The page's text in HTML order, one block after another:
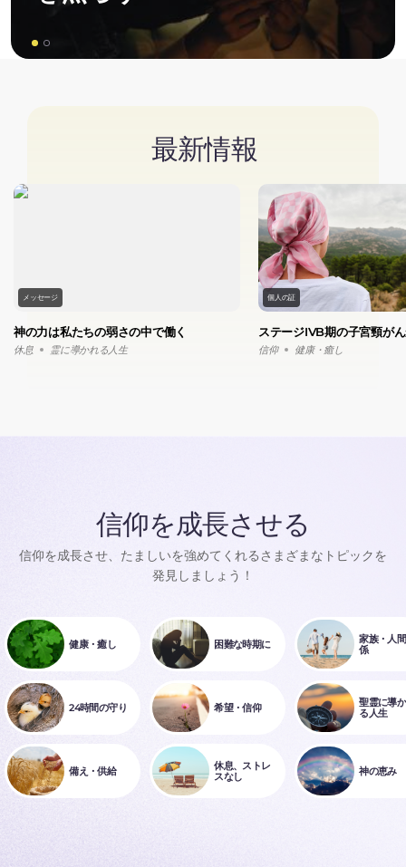
最新情報
メッセージ
神の力は私たちの弱さの中で働く
休息 霊に導かれる人生
個人の証
ステージIVB期の子宮頸が
信仰 健康・癒し
信仰を成長させる
信仰を成長させ、たましいを強めてくれるさまざまなトピックを
発見しましょう！
健康・癒し
24時間の守り
備え・供給
困難な時期に
希望・信仰
休息、ストレ
スなし
家族・人
係
聖霊に導
る人生
神の恵み